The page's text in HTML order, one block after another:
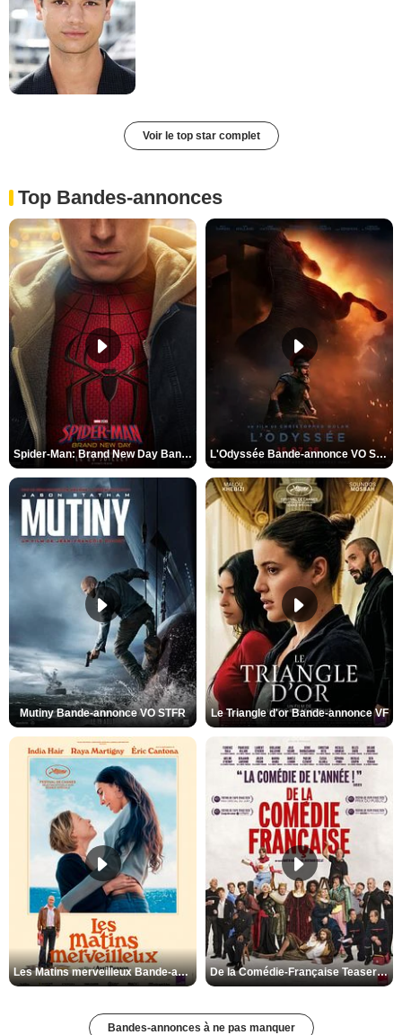
Voir le top star complet
Top Bandes-annonces
Spider-Man: Brand New Day Bande-annonce VO STFR L'Odyssée Bande-annonce VO STFR
Mutiny Bande-annonce VO STFR Le Triangle d'or Bande-annonce VF
Les Matins merveilleux Bande-annonce VF De la Comédie-Française Teaser VF
Bandes-annonces à ne pas manquer